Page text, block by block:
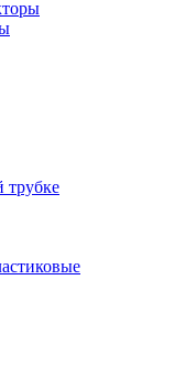
трубке